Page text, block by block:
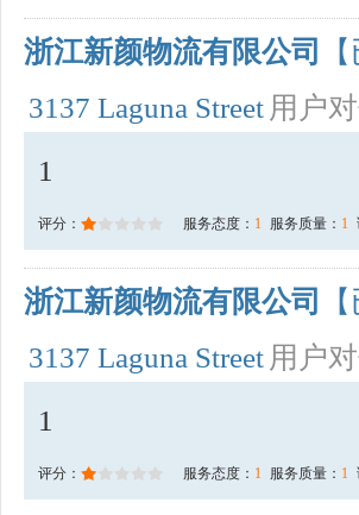
浙江新颜物流有限公司
3137 Laguna Street 用户
1
评分： 服务态度： 1 服务质量： 1
浙江新颜物流有限公司
3137 Laguna Street 用户
1
评分： 服务态度： 1 服务质量： 1